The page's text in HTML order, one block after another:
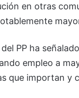
en otras
PP ha
empleo a
que importan y